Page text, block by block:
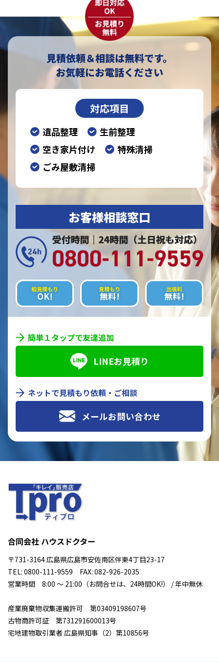
見積依頼＆相談は無料です。
お気軽にお電話ください
対応項目
遺品整理
生前整理
空き家片付け
特殊清掃
ごみ屋敷清掃
お客様相談窓口
相見積もり
OK!
見積もり
無料!
出張料
無料!
簡単１タップで友達追加
LINEお見積り
ネットで見積もり依頼・ご相談
メールお問い合わせ
合同会社 ハウスドクター
〒731-3164 広島県広島市安佐南区伴東4丁目23-17
TEL: 0800-111-9559 FAX: 082-926-2035
営業時間 8:00 ～ 21:00（お問合せは、24時間OK!） / 年中無休
産業廃棄物収集運搬許可 第03409198607号
古物商許可証 第731291600013号
宅地建物取引業者 広島県知事（2）第10856号